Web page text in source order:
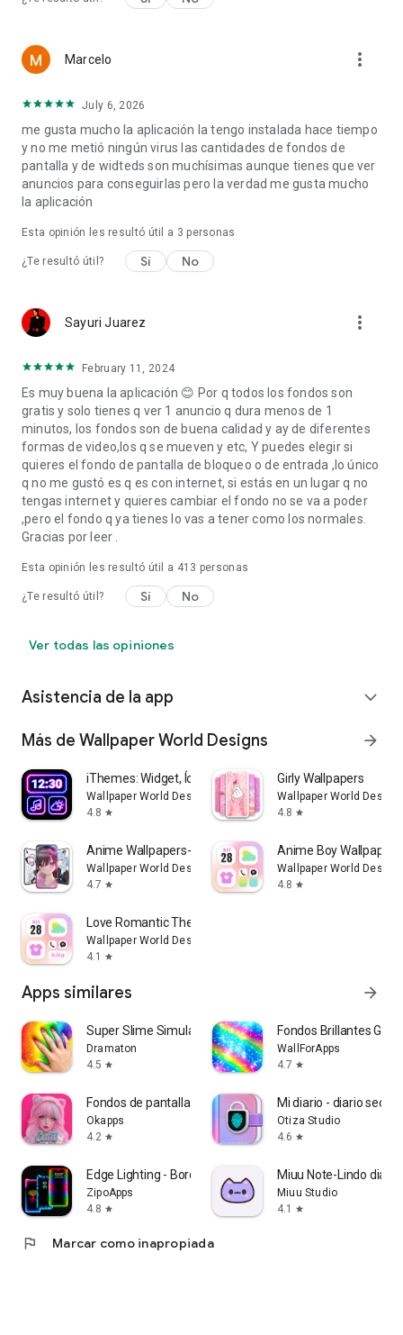
aliento es nuestra mayor motivación!
Marcelo more_vert
July 6, 2026
me gusta mucho la aplicación la tengo instalada hace tiempo
y no me metió ningún virus las cantidades de fondos de
pantalla y de widteds son muchísimas aunque tienes que ver
anuncios para conseguirlas pero la verdad me gusta mucho
la aplicación
Esta opinión les resultó útil a 3 personas
¿Te resultó útil? Sí No
Sayuri Juarez more_vert
February 11, 2024
Es muy buena la aplicación 😊 Por q todos los fondos son
gratis y solo tienes q ver 1 anuncio q dura menos de 1
minutos, los fondos son de buena calidad y ay de diferentes
formas de video,los q se mueven y etc, Y puedes elegir si
quieres el fondo de pantalla de bloqueo o de entrada ,lo único
q no me gustó es q es con internet, si estás en un lugar q no
tengas internet y quieres cambiar el fondo no se va a poder
,pero el fondo q ya tienes lo vas a tener como los normales.
Gracias por leer .
Esta opinión les resultó útil a 413 personas
¿Te resultó útil? Sí No
Ver todas las opiniones
Asistencia de la app expand_more
Más de Wallpaper World Designs arrow_forward
iThemes: Widget, Ícono Fáciles
Wallpaper World Designs
4.8 star
Girly Wallpapers
Wallpaper World
4.8 star
Anime Wallpapers- HD | Live
Wallpaper World Designs
4.7 star
Anime Boy
Wallpaper World
4.8 star
Love Romantic Themepack
Wallpaper World Designs
4.1
star
Apps similares arrow_forward
Super Slime Simulator
Dramaton
4.5 star
Fondos Brillantes
WallForApps
4.7 star
Fondos de pantalla para niñas
Okapps
4.2 star
Mi diario - diario
Otiza Studio
4.6 star
Edge Lighting - Borderlight
ZipoApps
4.8 star
Miuu Note-Lindo diario
Miuu Studio
4.1
star
flag Marcar como inapropiada